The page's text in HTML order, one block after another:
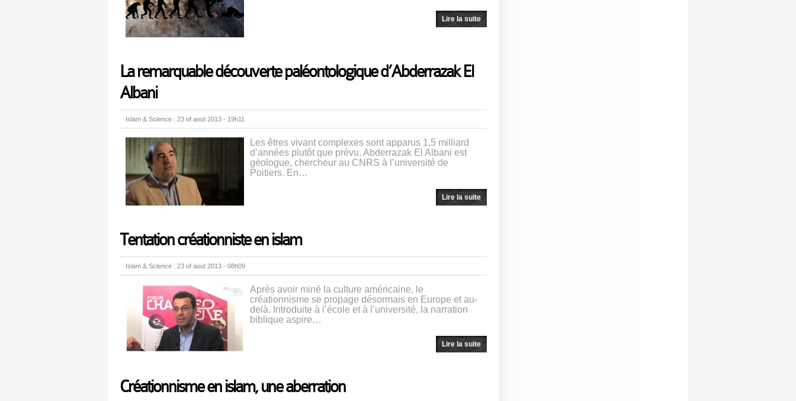
Lire la suite
La remarquable découverte paléontologique d’Abderrazak El
Albani
Islam & Science : 23 of aout 2013 - 19h11
Les êtres vivant complexes sont apparus 1,5 milliard
d’années plutôt que prévu. Abderrazak El Albani est
géologue, chercheur au CNRS à l’université de
Poitiers. En…
Lire la suite
Tentation créationniste en islam
Islam & Science : 23 of aout 2013 - 08h09
Après avoir miné la culture américaine, le
créationnisme se propage désormais en Europe et au-
delà. Introduite à l’école et à l’université, la narration
biblique aspire…
Lire la suite
Créationnisme en islam, une aberration